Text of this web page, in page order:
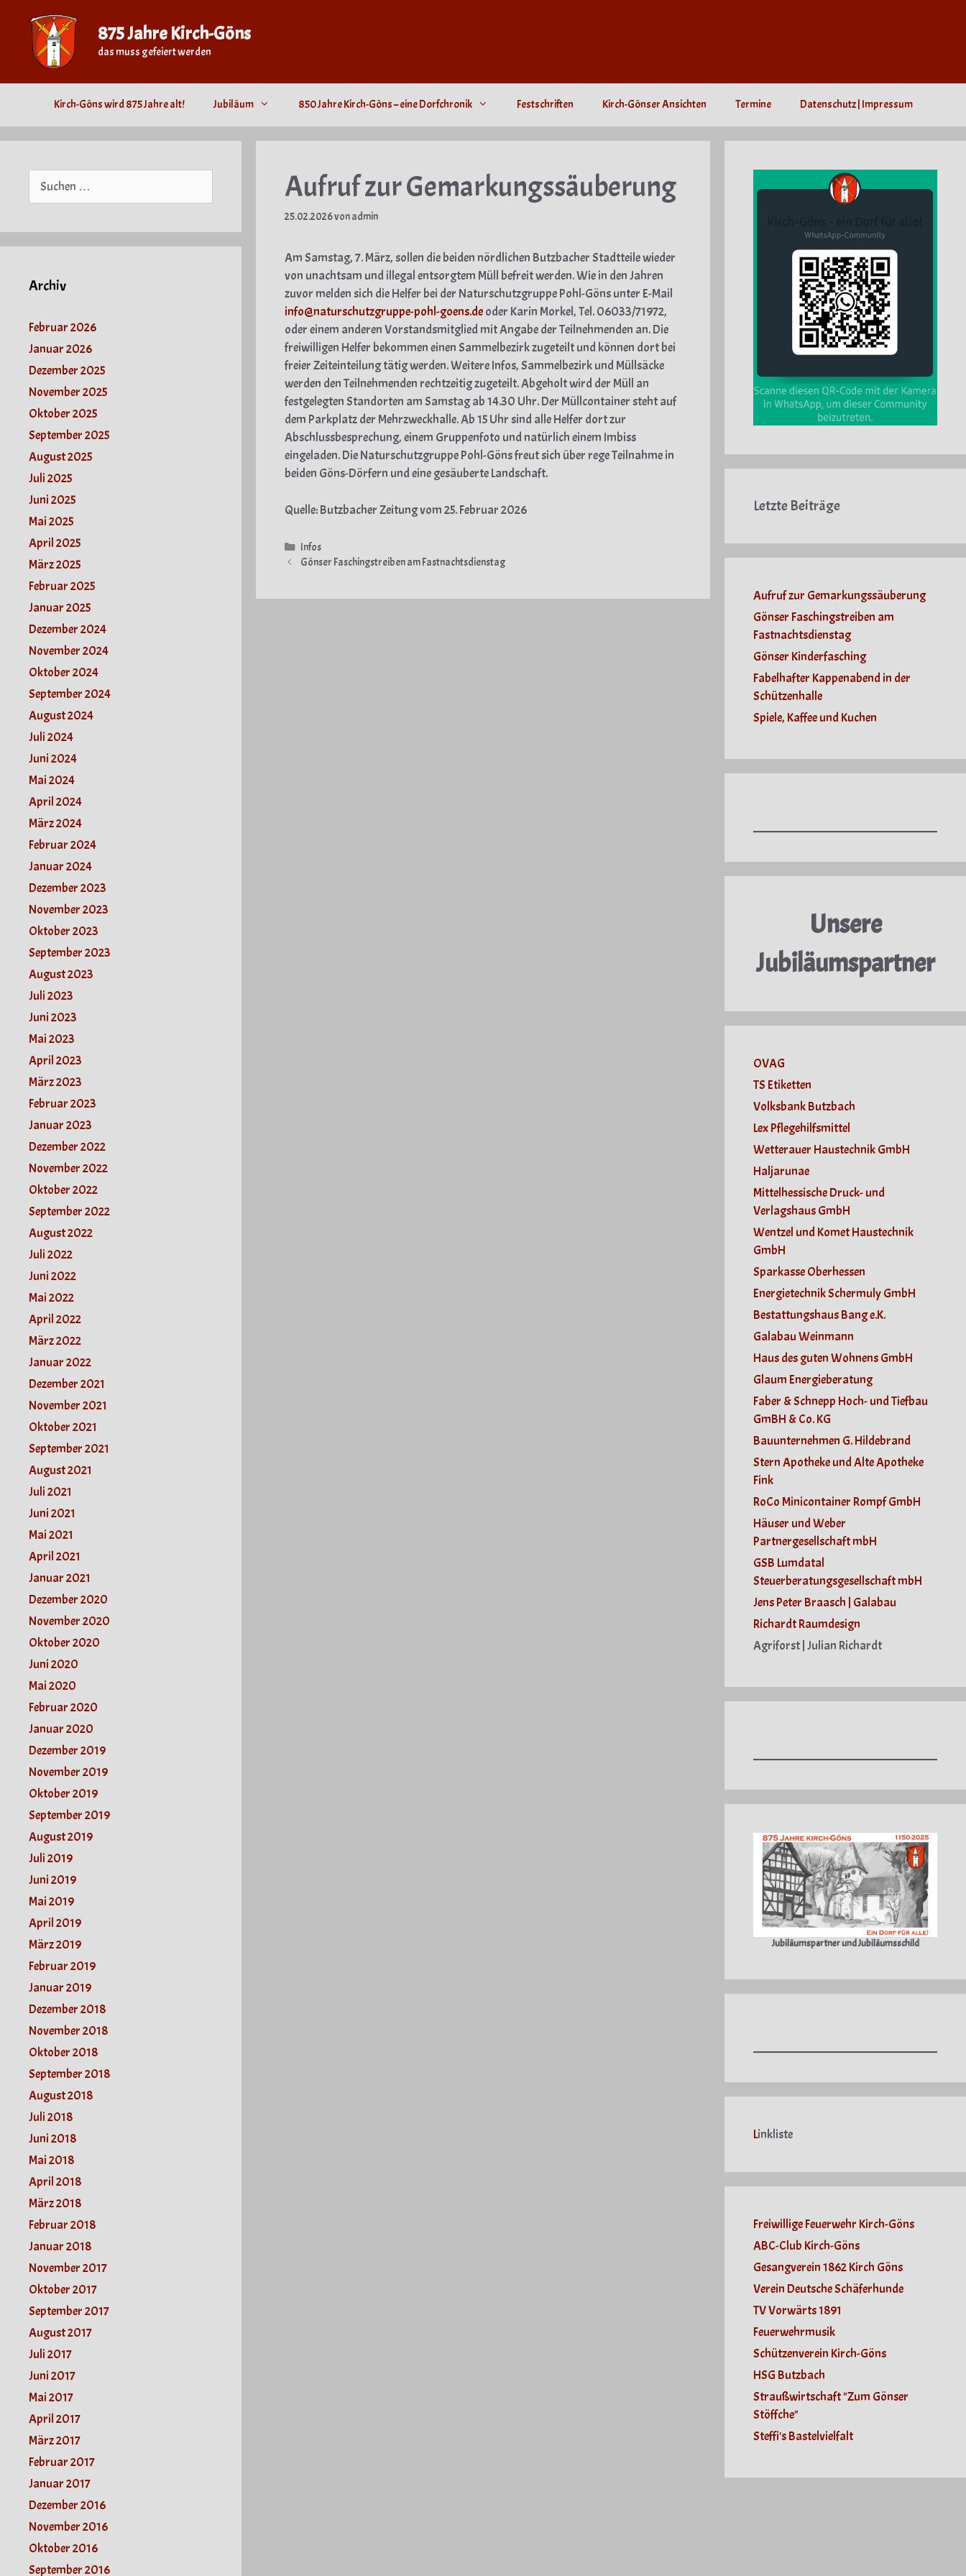
springen
875 Jahre Kirch-Göns
das muss gefeiert werden
Kirch-Göns wird 875 Jahre alt! Jubiläum 850 Jahre Kirch-Göns – eine Dorfchronik Festschriften Kirch-Gönser Ansichten Termine Datenschutz | Impressum
Aufruf zur Gemarkungssäuberung
25.02.2026vonadmin
Am Samstag, 7. März, sollen die beiden nördlichen Butzbacher Stadtteile wieder
von unachtsam und illegal entsorgtem Müll befreit werden. Wie in den Jahren
zuvor melden sich die Helfer bei der Naturschutzgruppe Pohl-Göns unter E-Mail
info@naturschutzgruppe-pohl-goens.deoder Karin Morkel, Tel. 06033/71972,
oder einem anderen Vorstandsmitglied mit Angabe der Teilnehmenden an. Die
freiwilligen Helfer bekommen einen Sammelbezirk zugeteilt und können dort bei
freier Zeiteinteilung tätig werden. Weitere Infos, Sammelbezirk und Müllsäcke
werden den Teilnehmenden rechtzeitig zugeteilt. Abgeholt wird der Müll an
festgelegten Standorten am Samstag ab 14.30 Uhr. Der Müllcontainer steht auf
dem Parkplatz der Mehrzweckhalle. Ab 15 Uhr sind alle Helfer dort zur
Abschlussbesprechung, einem Gruppenfoto und natürlich einem Imbiss
eingeladen. Die Naturschutzgruppe Pohl-Göns freut sich über rege Teilnahme in
beiden Göns-Dörfern und eine gesäuberte Landschaft.
Quelle: Butzbacher Zeitung vom 25. Februar 2026
Kategorien
Infos
Gönser Faschingstreiben am Fastnachtsdienstag
Archiv
Februar 2026
Januar 2026
Dezember 2025
November 2025
Oktober 2025
September 2025
August 2025
Juli 2025
Juni 2025
Mai 2025
April 2025
März 2025
Februar 2025
Januar 2025
Dezember 2024
November 2024
Oktober 2024
September 2024
August 2024
Juli 2024
Juni 2024
Mai 2024
April 2024
März 2024
Februar 2024
Januar 2024
Dezember 2023
November 2023
Oktober 2023
September 2023
August 2023
Juli 2023
Juni 2023
Mai 2023
April 2023
März 2023
Februar 2023
Januar 2023
Dezember 2022
November 2022
Oktober 2022
September 2022
August 2022
Juli 2022
Juni 2022
Mai 2022
April 2022
März 2022
Januar 2022
Dezember 2021
November 2021
Oktober 2021
September 2021
August 2021
Juli 2021
Juni 2021
Mai 2021
April 2021
Januar 2021
Dezember 2020
November 2020
Oktober 2020
Juni 2020
Mai 2020
Februar 2020
Januar 2020
Dezember 2019
November 2019
Oktober 2019
September 2019
August 2019
Juli 2019
Juni 2019
Mai 2019
April 2019
März 2019
Februar 2019
Januar 2019
Dezember 2018
November 2018
Oktober 2018
September 2018
August 2018
Juli 2018
Juni 2018
Mai 2018
April 2018
März 2018
Februar 2018
Januar 2018
November 2017
Oktober 2017
September 2017
August 2017
Juli 2017
Juni 2017
Mai 2017
April 2017
März 2017
Februar 2017
Januar 2017
Dezember 2016
November 2016
Oktober 2016
September 2016
Letzte Beiträge
Aufruf zur Gemarkungssäuberung
Gönser Faschingstreiben am
Fastnachtsdienstag
Gönser Kinderfasching
Fabelhafter Kappenabend in der
Schützenhalle
Spiele, Kaffee und Kuchen
Unsere
Jubiläumspartner
OVAG
TS Etiketten
Volksbank Butzbach
Lex Pflegehilfsmittel
Wetterauer Haustechnik GmbH
Haljarunae
Mittelhessische Druck- und
Verlagshaus GmbH
Wentzel und Komet Haustechnik
GmbH
Sparkasse Oberhessen
Energietechnik Schermuly GmbH
Bestattungshaus Bang e.K.
Galabau Weinmann
Haus des guten Wohnens GmbH
Glaum Energieberatung
Faber & Schnepp Hoch- und Tiefbau
GmBH & Co. KG
Bauunternehmen G. Hildebrand
Stern Apotheke und Alte Apotheke
Fink
RoCo Minicontainer Rompf GmbH
Häuser und Weber
Partnergesellschaft mbH
GSB Lumdatal
Steuerberatungsgesellschaft mbH
Jens Peter Braasch | Galabau
Richardt Raumdesign
Agriforst | Julian Richardt
Jubiläumspartner und Jubiläumsschild
Linkliste
Freiwillige Feuerwehr Kirch-Göns
ABC-Club Kirch-Göns
Gesangverein 1862 Kirch Göns
Verein Deutsche Schäferhunde
TV Vorwärts 1891
Feuerwehrmusik
Schützenverein Kirch-Göns
HSG Butzbach
Straußwirtschaft "Zum Gönser
Stöffche"
Steffi's Bastelvielfalt